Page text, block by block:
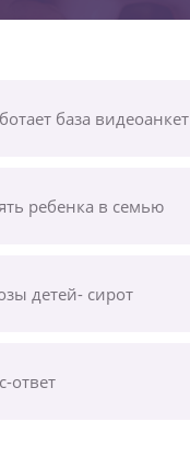
база видеоанкет
ребенка в семью
детей- сирот
ответ